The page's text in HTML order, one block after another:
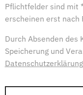
Pflichtfelder sind mit
erscheinen erst nach
Durch Absenden des
Speicherung und
Datenschutzerklärung